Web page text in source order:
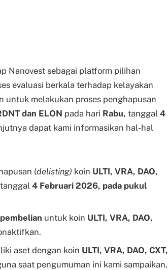
Nanovest sebagai platform pilihan
evaluasi berkala terhadap kelayakan
untuk melakukan proses penghapusan
dan ELON pada hari Rabu, tanggal 4
dapat kami informasikan hal-hal
(delisting) koin ULTI, VRA, DAO,
tanggal 4 Februari 2026, pada pukul
pembelian untuk koin ULTI, VRA, DAO,
aset dengan koin ULTI, VRA, DAO, CXT,
saat pengumuman ini kami sampaikan,